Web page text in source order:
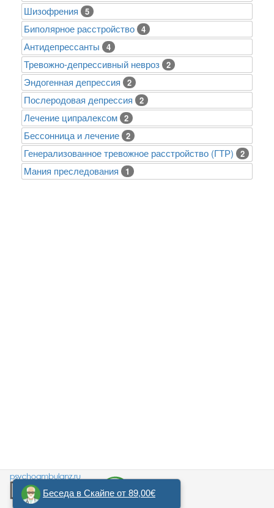
Шизофрения 5
Биполярное расстройство 4
Антидепрессанты 4
Тревожно-депрессивный невроз 2
Эндогенная депрессия 2
Послеродовая депрессия 2
Лечение ципралексом 2
Бессонница и лечение 2
Генерализованное тревожное расстройство (ГТР) 2
Mания преследования 1
Беседа в Скайпе от 89,00€